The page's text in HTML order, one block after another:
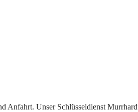
Anfahrt. Unser Schlüsseldienst